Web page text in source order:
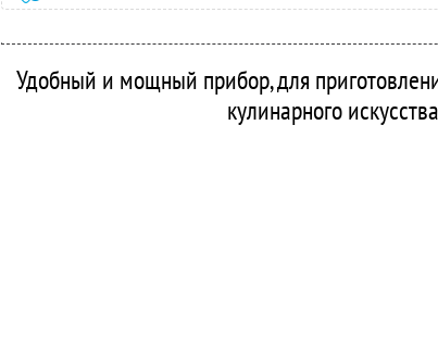
Удобный и мощный прибор, для
кулинарного